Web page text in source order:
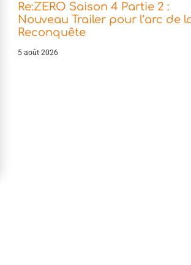
Re:ZERO Saison 4 Partie 2 :
Nouveau Trailer pour l’arc de
Reconquête
5 août 2026